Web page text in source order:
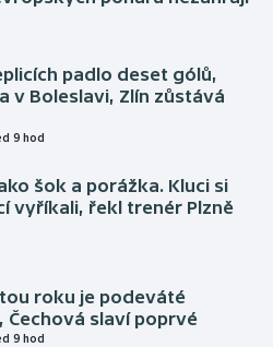
padlo deset gólů,
v Boleslavi, Zlín zůstává
9 hod
šok a porážka. Kluci si
vyříkali, řekl trenér Plzně
roku je podeváté
Čechová slaví poprvé
9 hod